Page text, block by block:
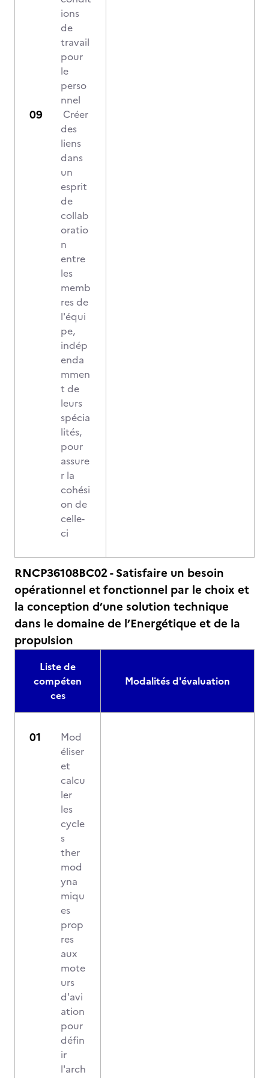
ions
de
travail
pour
le
perso
nnel
Créer
des
liens
dans
un
esprit
de
collab
oratio
n
entre
les
memb
res de
l'équi
pe,
indép
enda
mmen
t de
leurs
spécia
lités,
pour
assure
r la
cohési
on de
celle-
ci
RNCP36108BC02 - Satisfaire un besoin
opérationnel et fonctionnel par le choix et
la conception d’une solution technique
dans le domaine de l’Energétique et de la
propulsion
Liste de
compéten
ces
Modalités d'évaluation
Mod
éliser
et
calcu
ler
les
cycle
s
ther
mod
yna
miqu
es
prop
res
aux
mote
urs
d'avi
ation
pour
défin
ir
l'arch